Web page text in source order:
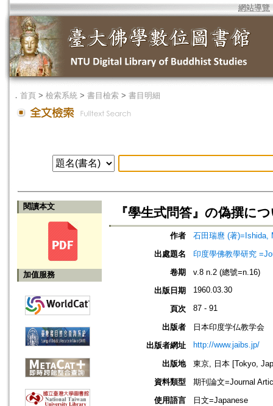
網站導覽
． 首頁 > 檢索系統 > 書目檢索 > 書目明細
閱讀本文
加值服務
『學生式問答』の偽撰に
作者
石田瑞麿 (著)=Ishida,
出處題名
印度學佛教學研究
卷期
v.8 n.2 (總號=n.16)
出版日期
1960.03.30
頁次 87 - 91
出版者
日本印度学仏教学会
出版者網址
http://www.jaibs.jp/
出版地
東京, 日本 [Tokyo,
資料類型
期刊論文=Journal
使用語言
日文=Japanese